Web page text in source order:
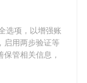
选项，以增强账
启用两步验证等
管相关信息，